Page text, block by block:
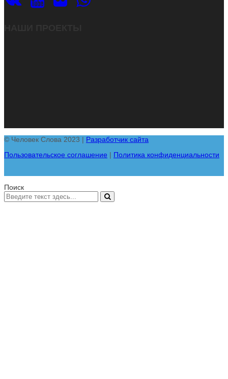
© Человек Слова 2023 | Разработчик сайта
Пользовательское соглашение | Политика конфиденциальности
Поиск